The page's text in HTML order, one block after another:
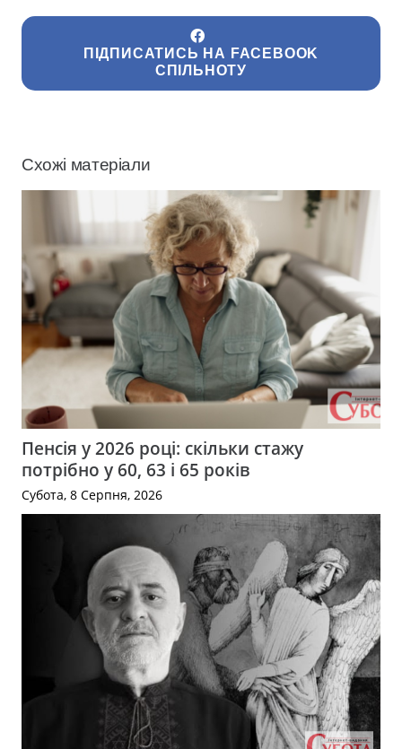
ПІДПИСАТИСЬ НА FACEBOOK
СПІЛЬНОТУ
Схожі матеріали
Пенсія у 2026 році: скільки стажу
потрібно у 60, 63 і 65 років
Субота, 8 Серпня, 2026